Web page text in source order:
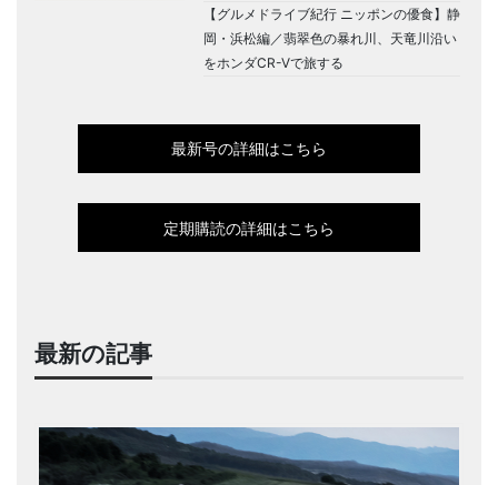
【グルメドライブ紀行 ニッポンの優食】静
岡・浜松編／翡翠色の暴れ川、天竜川沿い
をホンダCR-Vで旅する
最新号の詳細はこちら
定期購読の詳細はこちら
最新の記事